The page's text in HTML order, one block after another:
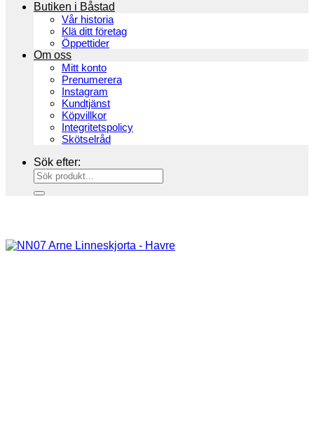
Butiken i Båstad
Vår historia
Klä ditt företag
Öppettider
Om oss
Mitt konto
Prenumerera
Instagram
Kundtjänst
Köpvillkor
Integritetspolicy
Skötselråd
Sök efter: